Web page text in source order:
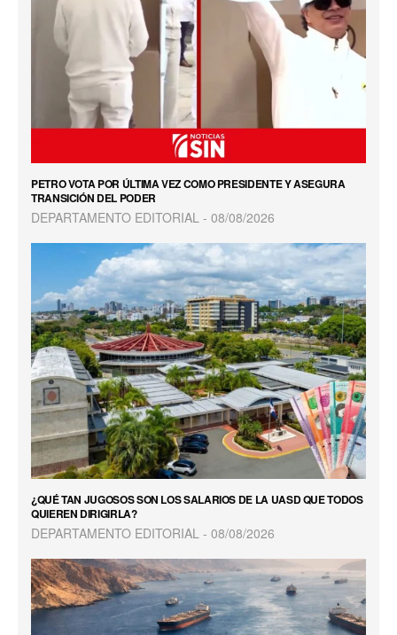
PETRO VOTA POR ÚLTIMA VEZ COMO PRESIDENTE Y ASEGURA
TRANSICIÓN DEL PODER
DEPARTAMENTO EDITORIAL 08/08/2026
¿QUÉ TAN JUGOSOS SON LOS SALARIOS DE LA UASD QUE TODOS
QUIEREN DIRIGIRLA?
DEPARTAMENTO EDITORIAL 08/08/2026